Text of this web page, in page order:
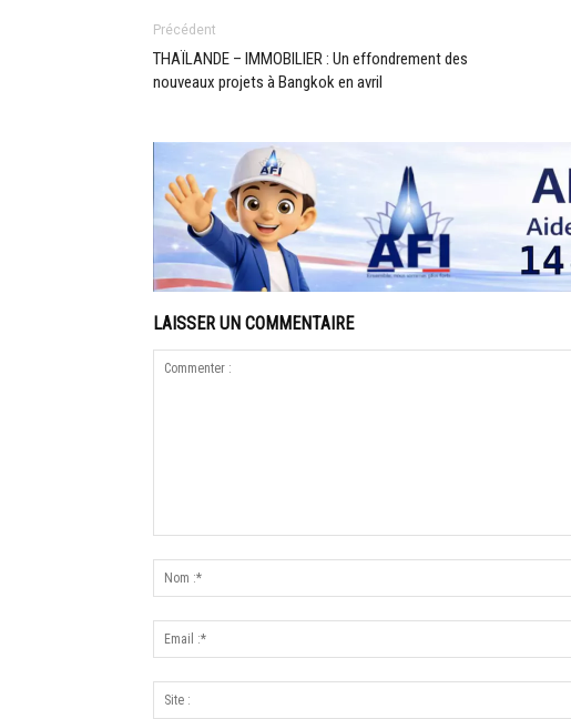
Précédent
THAÏLANDE – IMMOBILIER : Un effondrement des
nouveaux projets à Bangkok en avril
LAISSER UN COMMENTAIRE